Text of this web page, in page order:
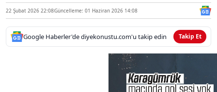
22 Şubat 2026 22:08Güncelleme: 01 Haziran 2026 14:08
Google Haberler'de diyekonustu.com'u takip edin Takip Et